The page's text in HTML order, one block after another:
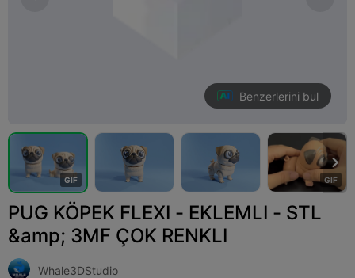
Benzerlerini bul
GIF GIF

PUG KÖPEK FLEXI - EKLEMLI - STL
&amp; 3MF ÇOK RENKLI
Whale3DStudio